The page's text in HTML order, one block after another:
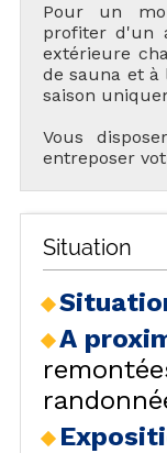
Pour un
profiter d'un
extérieure
de sauna et à
saison
Vous
entreposer
Situation
A